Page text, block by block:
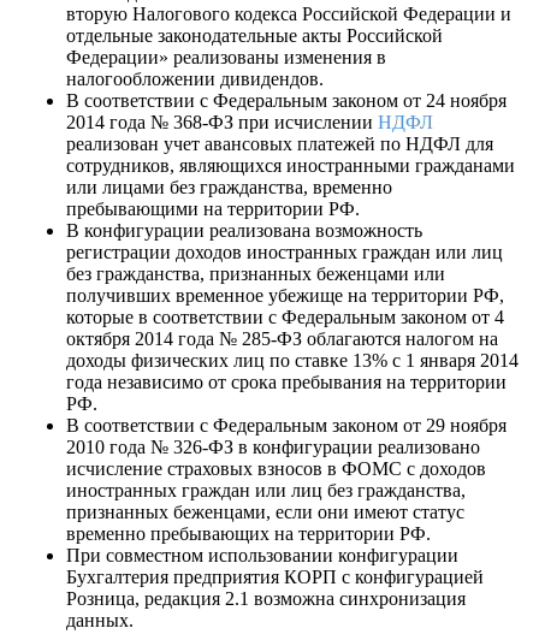
вторую Налогового кодекса Российской Федерации и
отдельные законодательные акты Российской
Федерации» реализованы изменения в
налогообложении дивидендов.
В соответствии с Федеральным законом от 24 ноября
2014 года № 368-ФЗ при исчислении НДФЛ
реализован учет авансовых платежей по НДФЛ для
сотрудников, являющихся иностранными гражданами
или лицами без гражданства, временно
пребывающими на территории РФ.
В конфигурации реализована возможность
регистрации доходов иностранных граждан или лиц
без гражданства, признанных беженцами или
получивших временное убежище на территории РФ,
которые в соответствии с Федеральным законом от 4
октября 2014 года № 285-ФЗ облагаются налогом на
доходы физических лиц по ставке 13% с 1 января 2014
года независимо от срока пребывания на территории
РФ.
В соответствии с Федеральным законом от 29 ноября
2010 года № 326-ФЗ в конфигурации реализовано
исчисление страховых взносов в ФОМС с доходов
иностранных граждан или лиц без гражданства,
признанных беженцами, если они имеют статус
временно пребывающих на территории РФ.
При совместном использовании конфигурации
Бухгалтерия предприятия КОРП с конфигурацией
Розница, редакция 2.1 возможна синхронизация
данных.